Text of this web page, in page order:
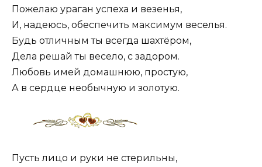
Пожелаю ураган успеха и везенья,
И, надеюсь, обеспечить максимум веселья.
Будь отличным ты всегда шахтёром,
Дела решай ты весело, с задором.
Любовь имей домашнюю, простую,
А в сердце необычную и золотую.
Пусть лицо и руки не стерильны,